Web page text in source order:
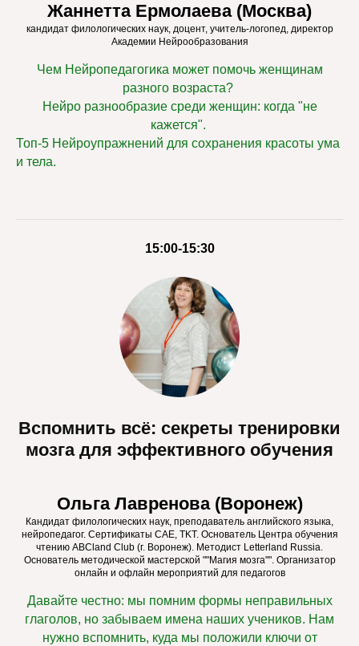
Жаннетта Ермолаева (Москва)
кандидат филологических наук, доцент, учитель-логопед, директор
Академии Нейрообразования
Чем Нейропедагогика может помочь женщинам
разного возраста?
Нейро разнообразие среди женщин: когда "не
кажется".
Топ-5 Нейроупражнений для сохранения красоты ума
и тела.
15:00-15:30
Вспомнить всё: секреты тренировки
мозга для эффективного обучения
Ольга Лавренова (Воронеж)
Кандидат филологических наук, преподаватель английского языка,
нейропедагог. Сертификаты CAE, TKT. Основатель Центра обучения
чтению ABCland Club (г. Воронеж). Методист Letterland Russia.
Основатель методической мастерской ""Магия мозга"". Организатор
онлайн и офлайн мероприятий для педагогов
Давайте честно: мы помним формы неправильных
глаголов, но забываем имена наших учеников. Нам
нужно вспомнить, куда мы положили ключи от